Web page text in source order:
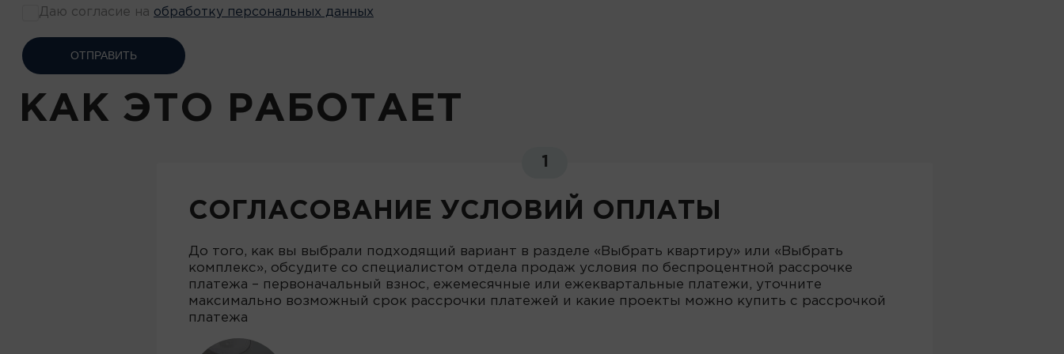
Даю согласие на обработку персональных данных
ОТПРАВИТЬ
КАК ЭТО РАБОТАЕТ
1
СОГЛАСОВАНИЕ УСЛОВИЙ ОПЛАТЫ
До того, как вы выбрали подходящий вариант в разделе «Выбрать квартиру» или «Выбрать
комплекс», обсудите со специалистом отдела продаж условия по беспроцентной рассрочке
платежа – первоначальный взнос, ежемесячные или ежеквартальные платежи, уточните
максимально возможный срок рассрочки платежей и какие проекты можно купить с рассрочкой
платежа